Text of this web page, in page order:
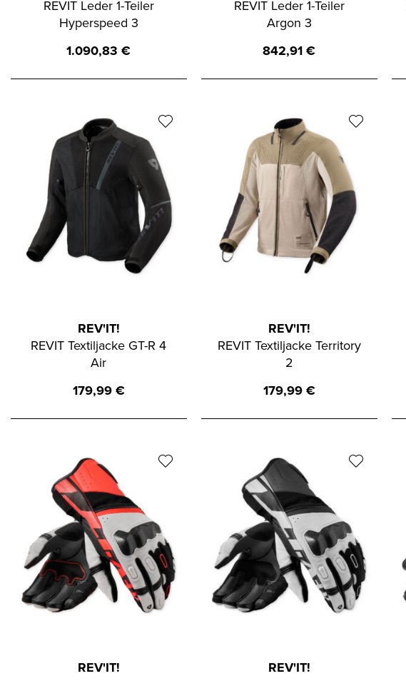
REVIT Leder 1-Teiler
Hyperspeed 3
1.090,83€
REVIT Leder 1-Teiler
Argon 3
842,91€
REV'IT!
REVIT Textiljacke GT-R 4
Air
179,99€
REV'IT!
REVIT Textiljacke Territory
2
179,99€
REV'IT! REV'IT!